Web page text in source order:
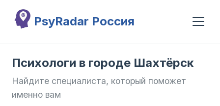
PsyRadar Россия
Психологи в городе Шахтёрск
Найдите специалиста, который поможет
именно вам